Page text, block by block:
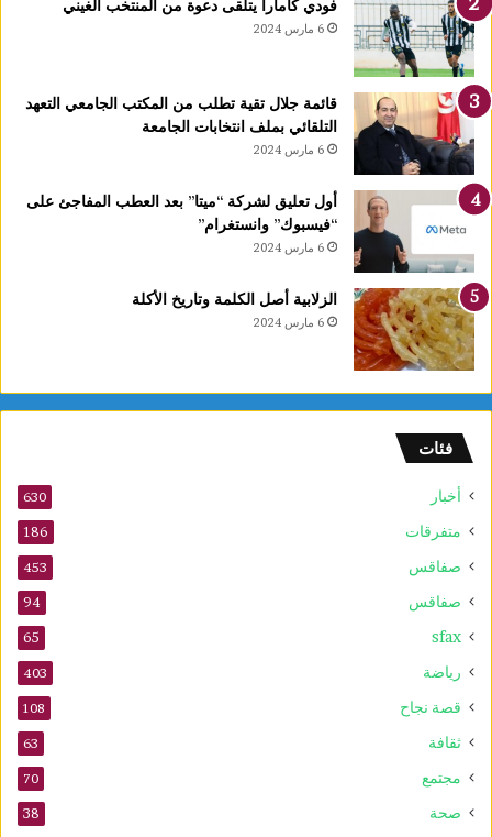
فودي كامارا يتلقى دعوة من المنتخب الغيني
6 مارس 2024
قائمة جلال تقية تطلب من المكتب الجامعي التعهد
التلقائي بملف انتخابات الجامعة
6 مارس 2024
أول تعليق لشركة “ميتا” بعد العطب المفاجئ على
“فيسبوك” وانستغرام”
6 مارس 2024
الزلابية أصل الكلمة وتاريخ الأكلة
6 مارس 2024
فئات
أخبار 630
متفرقات 186
صفاقس 453
صفاقس 94
sfax
65
رياضة 403
قصة نجاح 108
ثقافة 63
مجتمع 70
صحة 38